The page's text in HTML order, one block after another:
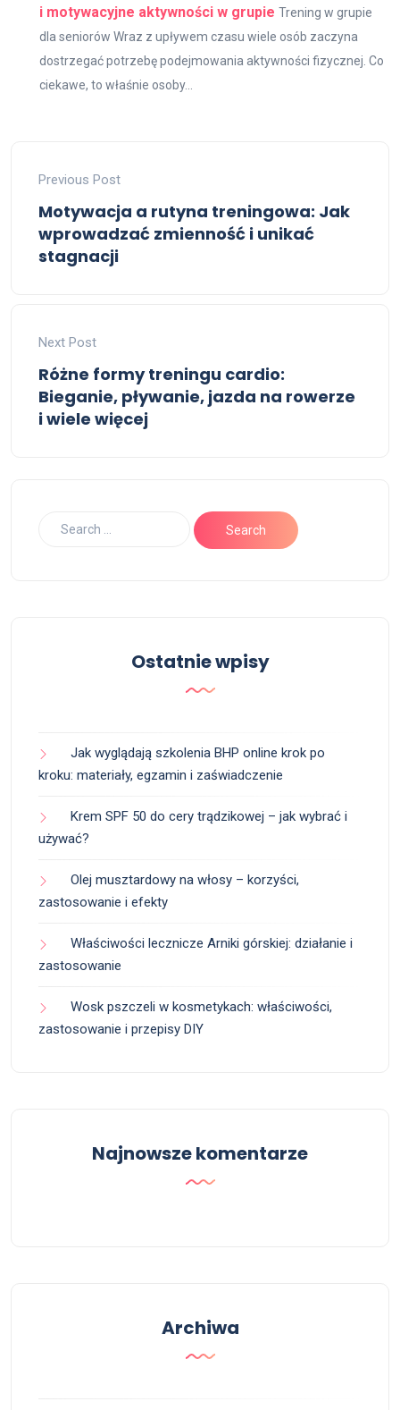
i motywacyjne aktywności w grupie Trening w grupie
dla seniorów Wraz z upływem czasu wiele osób zaczyna
dostrzegać potrzebę podejmowania aktywności fizycznej. Co
ciekawe, to właśnie osoby...
Previous Post
Motywacja a rutyna treningowa: Jak
wprowadzać zmienność i unikać
stagnacji
Next Post
Różne formy treningu cardio:
Bieganie, pływanie, jazda na rowerze
i wiele więcej
Ostatnie wpisy
Jak wyglądają szkolenia BHP online krok po
kroku: materiały, egzamin i zaświadczenie
Krem SPF 50 do cery trądzikowej – jak wybrać i
używać?
Olej musztardowy na włosy – korzyści,
zastosowanie i efekty
Właściwości lecznicze Arniki górskiej: działanie i
zastosowanie
Wosk pszczeli w kosmetykach: właściwości,
zastosowanie i przepisy DIY
Najnowsze komentarze
Archiwa